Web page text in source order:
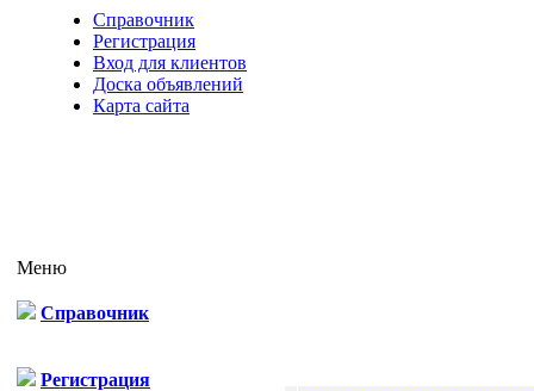
Справочник
Регистрация
Вход для клиентов
Доска объявлений
Карта сайта
Меню
Справочник
Регистрация